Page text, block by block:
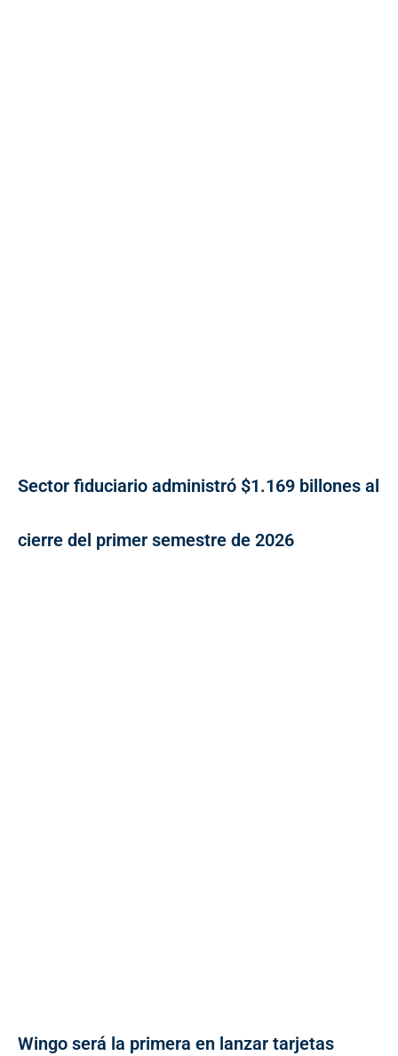
Sector fiduciario administró $1.169 billones al
cierre del primer semestre de 2026
Wingo será la primera en lanzar tarjetas